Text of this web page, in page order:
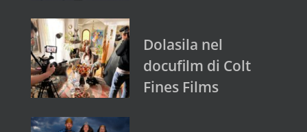
Dolasila nel
docufilm di Colt
Fines Films